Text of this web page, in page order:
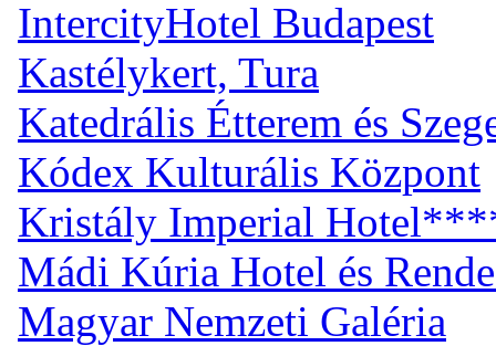
IntercityHotel Budapest
Kastélykert, Tura
Katedrális Étterem és
Kódex Kulturális Központ
Kristály Imperial
Mádi Kúria Hotel és
Magyar Nemzeti Galéria